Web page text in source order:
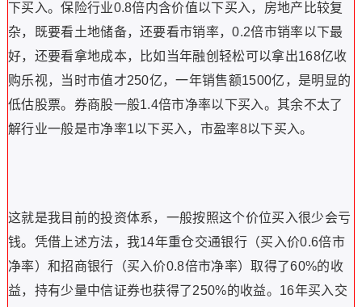
下买入。保险行业0.8倍内含价值以下买入，房地产比较复
杂，既要看土地储备，还要看市销率，0.2倍市销率以下最
好，还要看拿地成本，比如当年融创轻松可以拿出168亿收
购乐视，当时市值才250亿，一年销售额1500亿，是明显的
低估股票。券商股一般1.4倍市净率以下买入。其余不太了
解行业一般是市净率1以下买入，市盈率8以下买入。
这就是我目前的投资体系，一般按照这个价位买入很少会亏
钱。凭借上述方法，我14年重仓交通银行（买入价0.6倍市
净率）和招商银行（买入价0.8倍市净率）取得了60%的收
益，持有少量中信证券也获得了250%的收益。16年买入交